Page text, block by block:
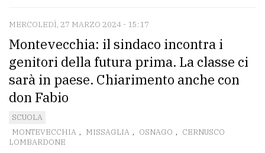
CERCA
Cerca
per
comune
Ricerca
avanzata
MERCOLEDÌ, 27 MARZO 2024 - 15:17
Montevecchia: il sindaco incontra i
genitori della futura prima. La classe ci
sarà in paese. Chiarimento anche con
don Fabio
SCUOLA
MONTEVECCHIA , MISSAGLIA , OSNAGO , CERNUSCO
LOMBARDONE